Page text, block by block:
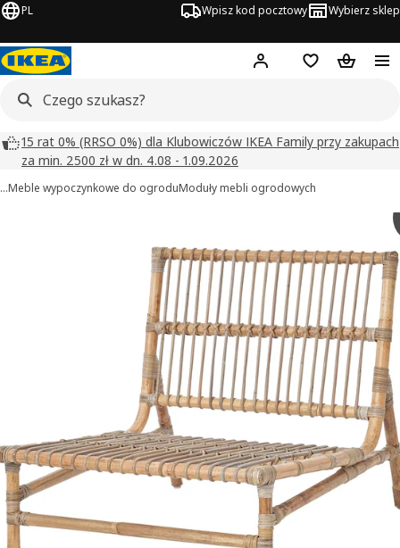
PL Wpisz kod pocztowy Wybierz sklep
Hej! Zaloguj się
Lista zakupowa
Koszyk
15 rat 0% (RRSO 0%) dla Klubowiczów IKEA Family przy zakupach
za min. 2500 zł w dn. 4.08 - 1.09.2026
…Meble wypoczynkowe do ogroduModuły mebli ogrodowych